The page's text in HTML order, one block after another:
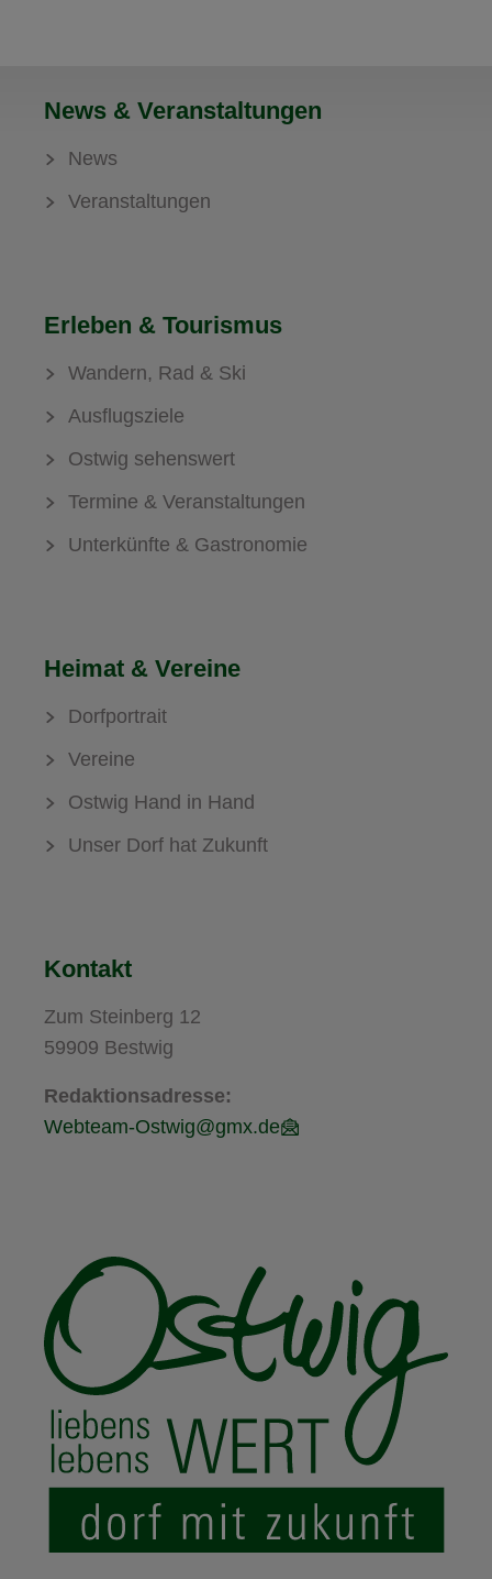
News & Veranstaltungen
News
Veranstaltungen
Erleben & Tourismus
Wandern, Rad & Ski
Ausflugsziele
Ostwig sehenswert
Termine & Veranstaltungen
Unterkünfte & Gastronomie
Heimat & Vereine
Dorfportrait
Vereine
Ostwig Hand in Hand
Unser Dorf hat Zukunft
Kontakt
Zum Steinberg 12
59909 Bestwig
Redaktionsadresse:
Webteam-Ostwig@gmx.de